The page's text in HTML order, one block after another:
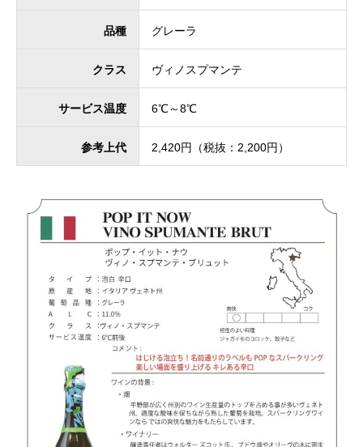
品種 グレーラ
クラス ヴィノスプマンテ
サービス温度 6℃～8℃
参考上代 2,420円（税抜：2,200円）